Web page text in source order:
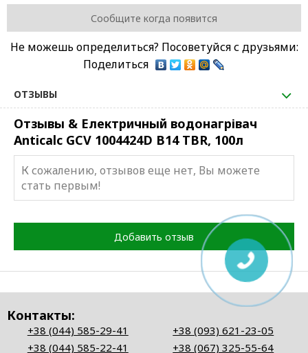
Сообщите когда появится
Не можешь определиться? Посоветуйся с друзьями:
Поделиться
ОТЗЫВЫ
Отзывы & Електричный водонагрівач
Anticalc GCV 1004424D B14 TBR, 100л
К сожалению, отзывов еще нет, Вы можете
стать первым!
Добавить отзыв
Контакты:
+38 (044) 585-29-41
+38 (093) 621-23-05
+38 (044) 585-22-41
+38 (067) 325-55-64